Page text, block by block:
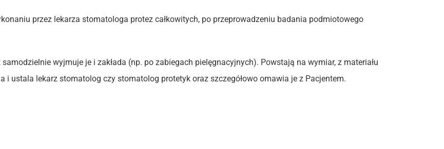
przez lekarza stomatologa protez całkowitych, po przeprowadzeniu badania podmiotowego
wyjmuje je i zakłada (np. po zabiegach pielęgnacyjnych). Powstają na wymiar, z materiału
i ustala lekarz stomatolog czy stomatolog protetyk oraz szczegółowo omawia je z Pacjentem.